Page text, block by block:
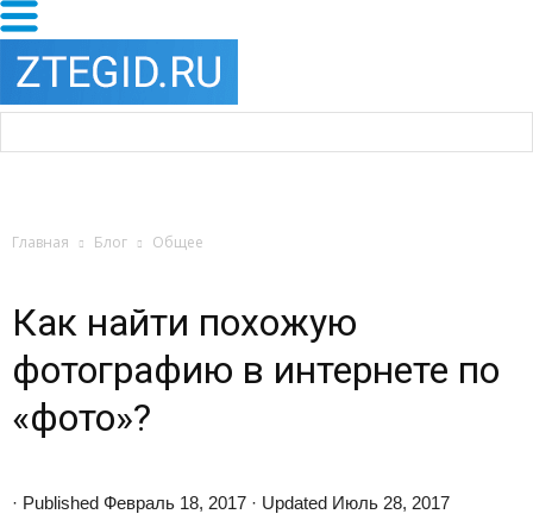
Главная Блог Общее
Как найти похожую
фотографию в интернете по
«фото»?
· Published Февраль 18, 2017 · Updated Июль 28, 2017